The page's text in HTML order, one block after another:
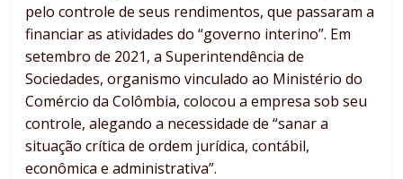
pelo controle de seus rendimentos, que passaram a
financiar as atividades do “governo interino”. Em
setembro de 2021, a Superintendência de
Sociedades, organismo vinculado ao Ministério do
Comércio da Colômbia, colocou a empresa sob seu
controle, alegando a necessidade de “sanar a
situação crítica de ordem jurídica, contábil,
econômica e administrativa”.